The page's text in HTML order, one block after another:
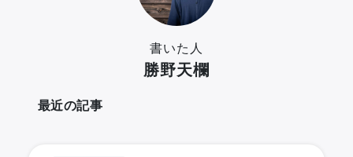
書いた人
勝野天欄
最近の記事